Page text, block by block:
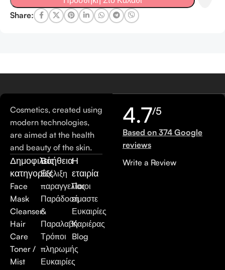
Share:
Cosmetics, created using
modern technologies,
are aimed at the health
and beauty of the skin.
Δημοφιλείς
κατηγορίες
Face
Mask
Cleanser
Hair
Care
Toner /
Mist
Βοήθεια
Εξέλιξη
παραγγελίας
Παράδοση
&
Παραλαβή
Τρόποι
πληρωμής
Ευκαιρίες
Η
εταιρία
Ποιοι
είμαστε
Ευκαιρίες
Καριέρας
Blog
4.7/5
Based on 374 Google
reviews
Write a Review